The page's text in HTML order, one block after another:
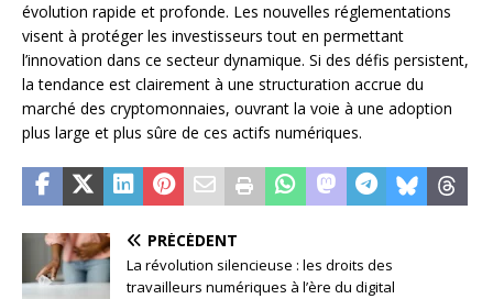
évolution rapide et profonde. Les nouvelles réglementations
visent à protéger les investisseurs tout en permettant
l’innovation dans ce secteur dynamique. Si des défis persistent,
la tendance est clairement à une structuration accrue du
marché des cryptomonnaies, ouvrant la voie à une adoption
plus large et plus sûre de ces actifs numériques.
PRÉCÉDENT
La révolution silencieuse : les droits des
travailleurs numériques à l’ère du digital